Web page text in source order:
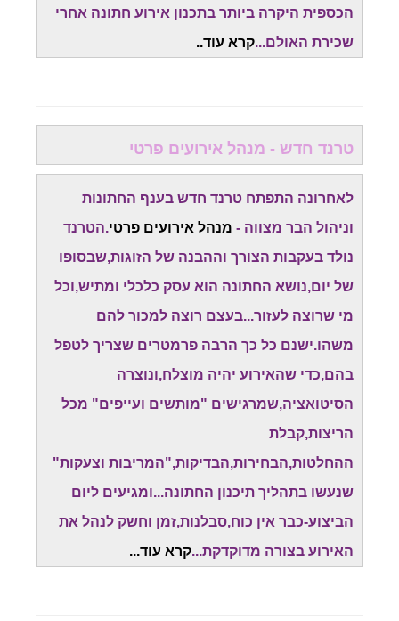
הכספית היקרה ביותר בתכנון אירוע חתונה אחרי
שכירת האולם...קרא עוד..
טרנד חדש - מנהל אירועים פרטי
לאחרונה התפתח טרנד חדש בענף החתונות
וניהול הבר מצווה - מנהל אירועים פרטי.הטרנד
נולד בעקבות הצורך וההבנה של הזוגות,שבסופו
של יום,נושא החתונה הוא עסק כלכלי ומתיש,וכל
מי שרוצה לעזור...בעצם רוצה למכור להם
משהו.ישנם כל כך הרבה פרמטרים שצריך לטפל
בהם,כדי שהאירוע יהיה מוצלח,ונוצרה
הסיטואציה,שמרגישים "מותשים ועייפים" מכל
הריצות,קבלת
ההחלטות,הבחירות,הבדיקות,"המריבות וצעקות"
שנעשו בתהליך תיכנון החתונה...ומגיעים ליום
הביצוע-כבר אין כוח,סבלנות,זמן וחשק לנהל את
האירוע בצורה מדוקדקת...קרא עוד...